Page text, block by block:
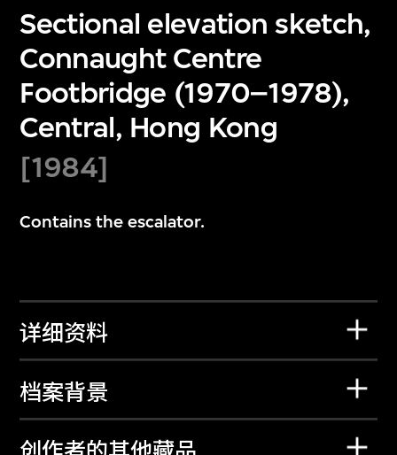
Sectional elevation sketch,
Connaught Centre
Footbridge (1970–1978),
Central, Hong Kong
[1984]
Contains the escalator.
详细资料
档案背景